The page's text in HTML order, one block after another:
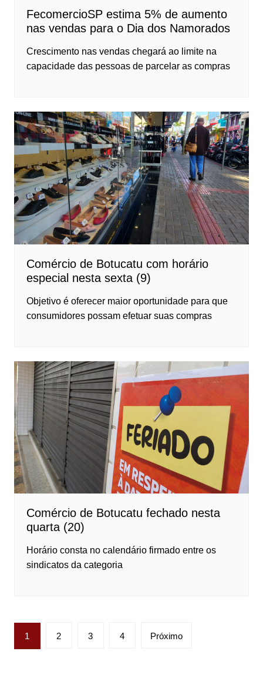
FecomercioSP estima 5% de aumento
nas vendas para o Dia dos Namorados
Crescimento nas vendas chegará ao limite na
capacidade das pessoas de parcelar as compras
Comércio de Botucatu com horário
especial nesta sexta (9)
Objetivo é oferecer maior oportunidade para que
consumidores possam efetuar suas compras
Comércio de Botucatu fechado nesta
quarta (20)
Horário consta no calendário firmado entre os
sindicatos da categoria
Paginação
de
1 2 3 4 Próximo